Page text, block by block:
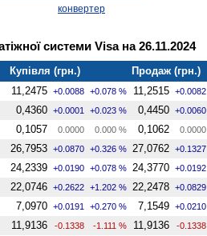
конвертер
системи Visa на 26.11.2024
Купівля (грн.)
Продаж (грн.)
11,2475 +0.0088 +0.078 % 11,2515 +0.0082
0,4360 +0.0001 +0.023 % 0,4450 +0.0060
0,1057 0.0000 0.000 % 0,1062 0.0000
26,7953 +0.0870 +0.326 % 27,0762 +0.1327
24,2339 +0.0190 +0.078 % 24,3770 +0.0192
22,0746 +0.2622 +1.202 % 22,2478 +0.0829
7,0970 +0.0191 +0.270 % 7,1549 +0.0210
11,9136 -0.1338 -1.111 % 11,9136 -0.1338